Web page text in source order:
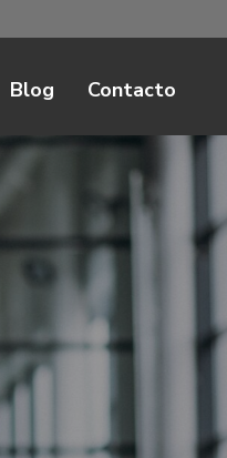
Blog Contacto